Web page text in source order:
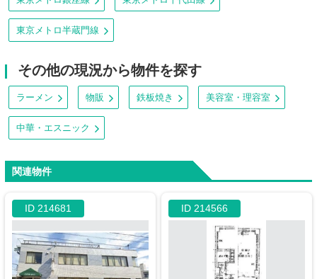
東京メトロ半蔵門線
その他の現況から物件を探す
ラーメン 物販 鉄板焼き 美容室・理容室
中華・エスニック
関連物件
ID 214681 ID 214566